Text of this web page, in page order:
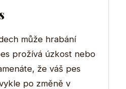
může hrabání
prožívá úzkost nebo
že váš pes
po změně v